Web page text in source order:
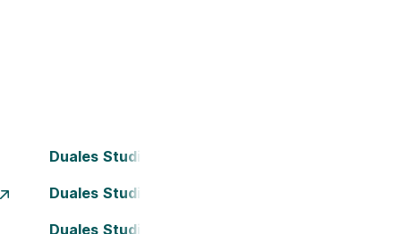
Duales Studium Bielefeld
Duales Studium Dortmund
Duales Studium Frankfurt am